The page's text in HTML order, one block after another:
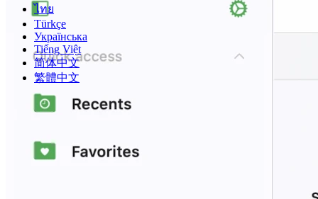
ไทย
Türkçe
Українська
Tiếng Việt
简体中文
繁體中文